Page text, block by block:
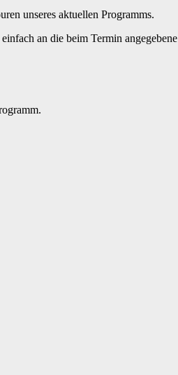
unseres aktuellen Programms.
an die beim Termin angegebene